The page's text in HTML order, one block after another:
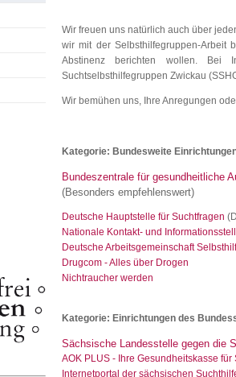
Wir freuen uns natürlich auch über
wir mit der Selbsthilfegruppen-Arbeit
Abstinenz berichten wollen. Bei
Suchtselbsthilfegruppen Zwickau
Wir bemühen uns, Ihre Anregungen
Kategorie: Bundesweite
Bundeszentrale für gesundheitliche
(Besonders empfehlenswert)
Deutsche Hauptstelle für Suchtfragen
Nationale Kontakt- und
Deutsche Arbeitsgemeinschaft
Drugcom - Alles über Drogen
Nichtraucher werden
Kategorie: Einrichtungen des
Sächsische Landesstelle gegen die
AOK PLUS - Ihre Gesundheitskasse
Internetportal der sächsischen